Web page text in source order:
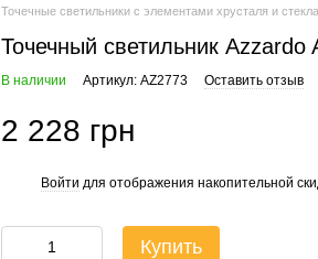
Точечные светильники с элементами хрусталя и
Точечный светильник Azzardo
В наличии Артикул: AZ2773 Оставить отзыв
2 228 грн
Войти для отображения накопительной
Купить